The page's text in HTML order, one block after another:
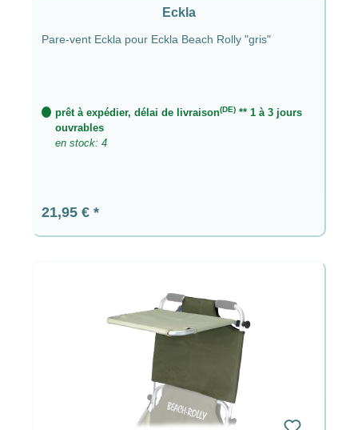
Eckla
Pare-vent Eckla pour Eckla Beach Rolly "gris"
prêt à expédier, délai de livraison(DE) ** 1 à 3 jours
ouvrables
en stock: 4
Prix régulier :
21,95 €